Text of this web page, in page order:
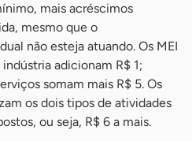
mais acréscimos
mesmo que o
não esteja atuando. Os MEI
adicionam R$ 1;
somam mais R$ 5. Os
os dois tipos de atividades
ou seja, R$ 6 a mais.